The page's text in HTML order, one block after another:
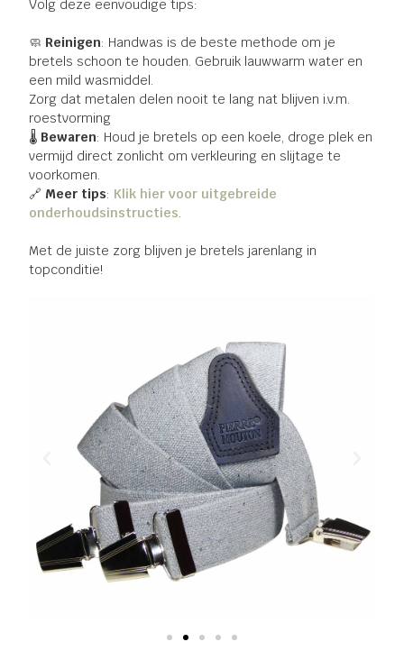
Volg deze eenvoudige tips:
🧼 Reinigen: Handwas is de beste methode om je
bretels schoon te houden. Gebruik lauwwarm water en
een mild wasmiddel.
Zorg dat metalen delen nooit te lang nat blijven i.v.m.
roestvorming
🌡 Bewaren: Houd je bretels op een koele, droge plek en
vermijd direct zonlicht om verkleuring en slijtage te
voorkomen.
🔗 Meer tips: Klik hier voor uitgebreide
onderhoudsinstructies.
Met de juiste zorg blijven je bretels jarenlang in
topconditie!